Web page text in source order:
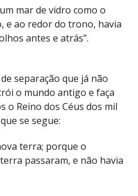
mar de vidro como o
e ao redor do trono, havia
antes e atrás”.
separação que já não
o mundo antigo e faça
o Reino dos Céus dos mil
se segue:
terra; porque o
passaram, e não havia